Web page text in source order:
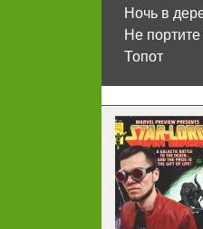
Ночь в
Не
Топот